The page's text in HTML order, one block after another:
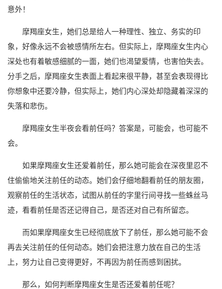
意外！
摩羯座女生，她们总是给人一种理性、独立、务实的印
象，好像永远不会被感情所左右。但实际上，摩羯座女生内心
深处也有着敏感细腻的一面，她们也渴望爱情，也害怕失去。
分手之后，摩羯座女生表面上看起来很平静，甚至会表现得比
你想象中还要冷静，但实际上，她们内心深处却隐藏着深深的
失落和悲伤。
摩羯座女生半夜会看前任吗？答案是，可能会，也可能不
会。
如果摩羯座女生还爱着前任，那么她可能会在深夜里忍不
住偷偷地关注前任的动态。她们会仔细地翻看前任的朋友圈，
观察前任的生活状态，试图从前任的字里行间寻找一些蛛丝马
迹，看看前任是否还记得自己，是否还对自己有所留恋。
而如果摩羯座女生已经彻底放下了前任，那么她可能不会
再去关注前任的任何动态。她们会把注意力放在自己的生活
上，努力让自己变得更好，不再因为前任而感到困扰。
那么，如何判断摩羯座女生是否还爱着前任呢？